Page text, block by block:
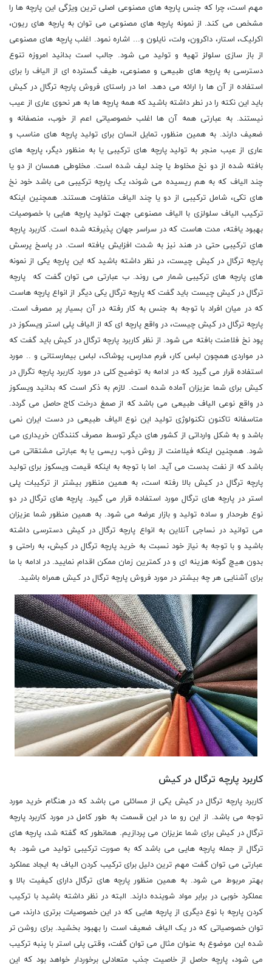
مهم است، چرا که جنس پارچه های مصنوعی اصلی ترین ویژگی این پارچه ها را
مشخص می کند. از نمونه پارچه های مصنوعی می توان به پارچه های ریون،
اکرلیک، استار، داکرون، ولت، نایلون و... اشاره نمود. اغلب پارچه های مصنوعی
از باز سازی سلولز تهیه و تولید می شود. جالب است بدانید امروزه تنوع
دسترسی به پارچه های طبیعی و مصنوعی، طیف گسترده ای از الیاف را برای
استفاده از آن ها را ارائه می دهد. اما در راستای فروش پارچه ترگال در کیش
باید این نکته را در نطر داشته باشید که همه پارچه ها به هر نحوی عاری از عیب
نیستند. به عبارتی همه آن ها اغلب خصوصیاتی اعم از خوب، منصفانه و
ضعیف دارند. به همین منظور، تمایل انسان برای تولید پارچه های مناسب و
عاری از عیب منجر به تولید پارچه های ترکیبی یا به منظور دیگر، پارچه های
بافته شده از دو نخ مخلوط یا چند لیف شده است. مخلوطی همسان از دو یا
چند الیاف که به هم ریسیده می شوند، یک پارچه ترکیبی می باشد خود نخ
های تکی، شامل ترکیبی از دو یا چند الیاف متفاوت هستند. همچنین اینکه
ترکیب الیاف سلولزی با الیاف مصنوعی جهت تولید پارچه هایی با خصوصیات
بهبود یافته، مدت هاست که در سراسر جهان پذیرفته شده است. کاربرد پارچه
های ترکیبی حتی در هند نیز به شدت افزایش یافته است. در پاسخ پرسش
پارچه ترگال در کیش چیست، در نظر داشته باشید که این پارچه یکی از نمونه
های پارچه های ترکیبی شمار می روند. ب عبارتی می توان گفت که پارچه
ترگال در کیش چیست باید گفت که پارچه ترگال یکی دیگر از انواع پارچه هاست
که در میان افراد با توجه به جنس به کار رفته در آن بسیار پر مصرف است.
پارچه ترگال در کیش چیست، در واقع پارچه ای که از الیاف پلی استر ویسکوز در
پود نخ فلامنت بافته می شود. از نظر کاربرد پارچه ترگال در کیش باید گفت که
در مواردی همچون لباس کار، فرم مدارس، پوشاک، لباس بیمارستانی و .. مورد
استفاده قرار می گیرد که در ادامه به توضیح کلی در مورد کاربرد پارچه تگرال در
کیش برای شما عزیزان آماده شده است. لازم به ذکر است که بدانید ویسکوز
در واقع نوعی الیاف طبیعی می باشد که از صمغ درخت کاج حاصل می گردد.
متاسفانه تاکنون تکنولوژی تولید این نوع الیاف طبیعی در دست ایران نمی
باشد و به شکل وارداتی از کشور های دیگر توسط مصرف کنندگان خریداری می
شود. همچنین اینکه فیلامنت از روش ذوب ریسی یا به عبارتی مشتقاتی می
باشد که از نفت بدست می آید. اما با توجه به اینکه قیمت ویسکوز برای تولید
پارچه ترگال در کیش بالا رفته است، به همین منظور بیشتر از ترکیبات پلی
استر در پارچه های ترگال مورد استفاده قرار می گیرد. پارچه های ترگال در دو
نوع طرحدار و ساده تولید و بازار عرضه می شود. به همین منظور شما عزیزان
می توانید در نساجی آنلاین به انواع پارچه ترگال در کیش دسترسی داشته
باشید و با توجه به نیاز خود نسبت به خرید پارچه ترگال در کیش، به راحتی و
بدون هیچ گونه هزینه ای و در کمترین زمان ممکن اقدام نمایید. در ادامه با ما
برای آشنایی هر چه بیشتر در مورد فروش پارچه ترگال در کیش همراه باشید.
کاربرد پارچه ترگال در کیش
کاربرد پارچه ترگال در کیش یکی از مسائلی می باشد که در هنگام خرید مورد
توجه می باشد. از این رو ما در این قسمت به طور کامل در مورد کاربرد پارچه
ترگال در کیش برای شما عزیزان می پردازیم. همانطور که گفته شد، پارچه های
ترگال از جمله پارچه هایی می باشد که به صورت ترکیبی تولید می شود. به
عبارتی می توان گفت مهم ترین دلیل برای ترکیب کردن الیاف به ایجاد عملکرد
بهتر مربوط می شود. به همین منظور پارچه های ترگال دارای کیفیت بالا و
عملکرد خوبی در برابر مواد شوینده دارند. البته در نظر داشته باشید با ترکیب
کردن پارچه با نوع دیگری از پارچه هایی که در این خصوصیات برتری دارند، می
توان خصوصیاتی که در یک الیاف ضعیف است را بهبود بخشید. برای روشن تر
شده این موضوع به عنوان مثال می توان گفت، وقتی پلی استر با پنبه ترکیب
می شود، پارچه حاصل از خاصیت جذب متعادلی برخوردار خواهد بود که این